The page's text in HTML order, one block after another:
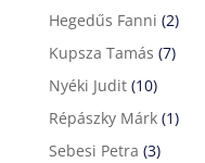
Hegedűs Fanni (2)
Kupsza Tamás (7)
Nyéki Judit(10)
Répászky Márk(1)
Sebesi Petra (3)